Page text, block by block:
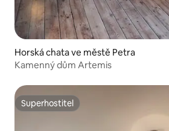
Horská chata ve městě Petra
Kamenný dům Artemis
Superhostitel
Superhostitel